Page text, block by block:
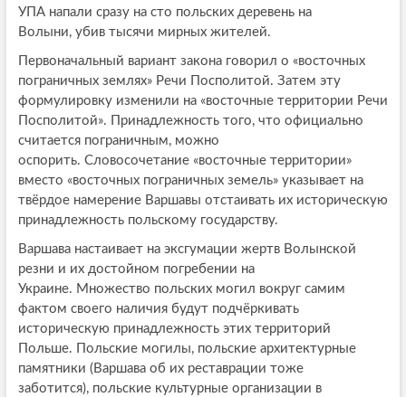
УПА напали сразу на сто польских деревень на
Волыни, убив тысячи мирных жителей.
Первоначальный вариант закона говорил о «восточных
пограничных землях» Речи Посполитой. Затем эту
формулировку изменили на «восточные территории Речи
Посполитой». Принадлежность того, что официально
считается пограничным, можно
оспорить. Словосочетание «восточные территории»
вместо «восточных пограничных земель» указывает на
твёрдое намерение Варшавы отстаивать их историческую
принадлежность польскому государству.
Варшава настаивает на эксгумации жертв Волынской
резни и их достойном погребении на
Украине. Множество польских могил вокруг самим
фактом своего наличия будут подчёркивать
историческую принадлежность этих территорий
Польше. Польские могилы, польские архитектурные
памятники (Варшава об их реставрации тоже
заботится), польские культурные организации в